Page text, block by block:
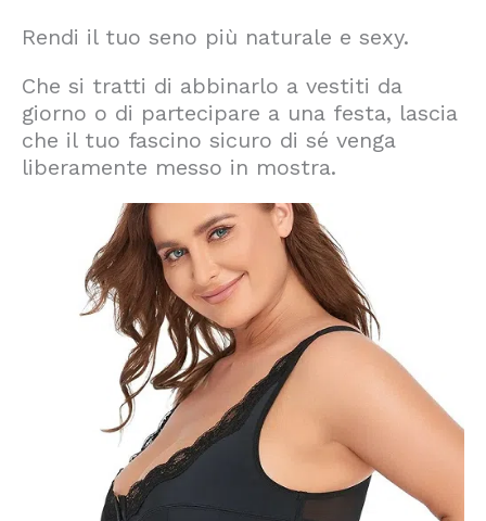
Rendi il tuo seno più naturale e sexy.
Che si tratti di abbinarlo a vestiti da
giorno o di partecipare a una festa, lascia
che il tuo fascino sicuro di sé venga
liberamente messo in mostra.